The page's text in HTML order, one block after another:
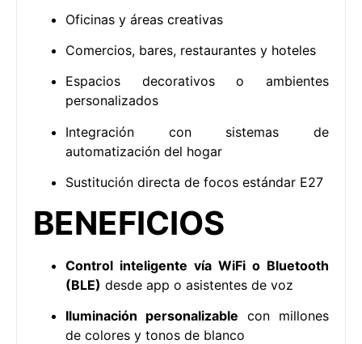
Oficinas y áreas creativas
Comercios, bares, restaurantes y hoteles
Espacios decorativos o ambientes
personalizados
Integración con sistemas de
automatización del hogar
Sustitución directa de focos estándar E27
BENEFICIOS
Control inteligente vía WiFi o Bluetooth
(BLE) desde app o asistentes de voz
Iluminación personalizable con millones
de colores y tonos de blanco